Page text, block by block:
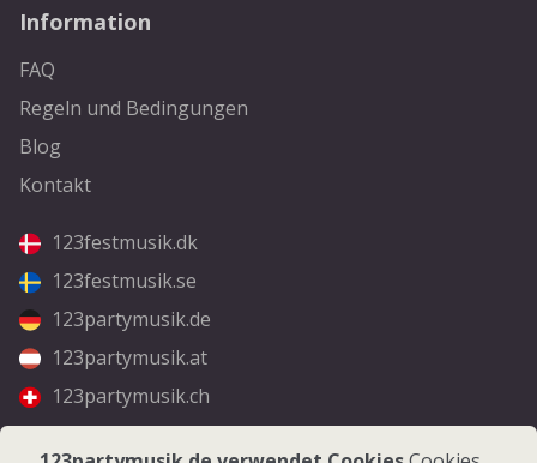
Information
FAQ
Regeln und Bedingungen
Blog
Kontakt
123festmusik.dk
123festmusik.se
123partymusik.de
123partymusik.at
123partymusik.ch
Folgen Sie uns